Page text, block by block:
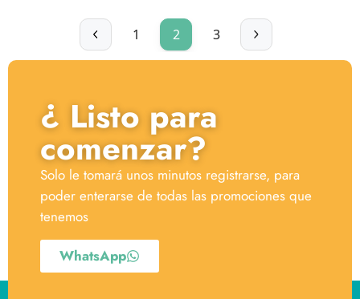
1 2 3
¿ Listo para
comenzar?
Solo le tomará unos minutos registrarse, para
poder enterarse de todas las promociones que
tenemos
WhatsApp